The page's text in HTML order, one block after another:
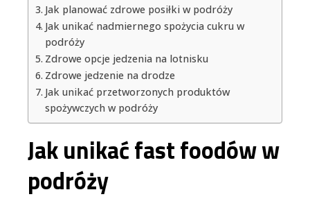
Jak planować zdrowe posiłki w podróży
Jak unikać nadmiernego spożycia cukru w
podróży
Zdrowe opcje jedzenia na lotnisku
Zdrowe jedzenie na drodze
Jak unikać przetworzonych produktów
spożywczych w podróży
Jak unikać fast foodów w
podróży